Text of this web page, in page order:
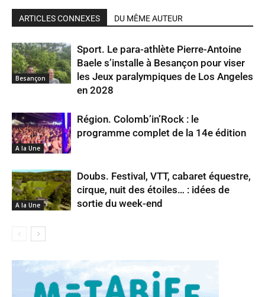
ARTICLES CONNEXES DU MÊME AUTEUR
Besançon
Sport. Le para-athlète Pierre-Antoine
Baele s’installe à Besançon pour viser
les Jeux paralympiques de Los Angeles
en 2028
A la Une
Région. Colomb’in’Rock : le
programme complet de la 14e édition
A la Une
Doubs. Festival, VTT, cabaret équestre,
cirque, nuit des étoiles… : idées de
sortie du week-end